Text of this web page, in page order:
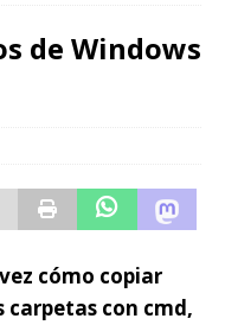
de Windows
cómo copiar
carpetas con cmd,